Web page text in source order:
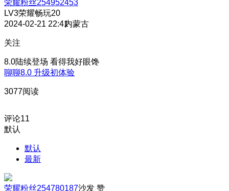
荣耀粉丝254952453
LV3荣耀畅玩20
2024-02-21 22:41内蒙古
关注
8.0陆续登场 看得我好眼馋
聊聊8.0 升级初体验
3077阅读
评论11
默认
默认
最新
荣耀粉丝254780187沙发 赞